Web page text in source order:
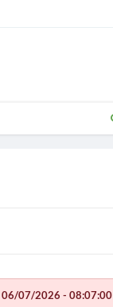
06/07/2026 - 08:07:00